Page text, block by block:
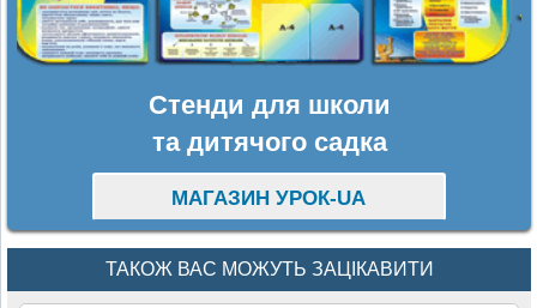
Стенди для школи
та дитячого садка
МАГАЗИН УРОК-UA
ТАКОЖ ВАС МОЖУТЬ ЗАЦІКАВИТИ